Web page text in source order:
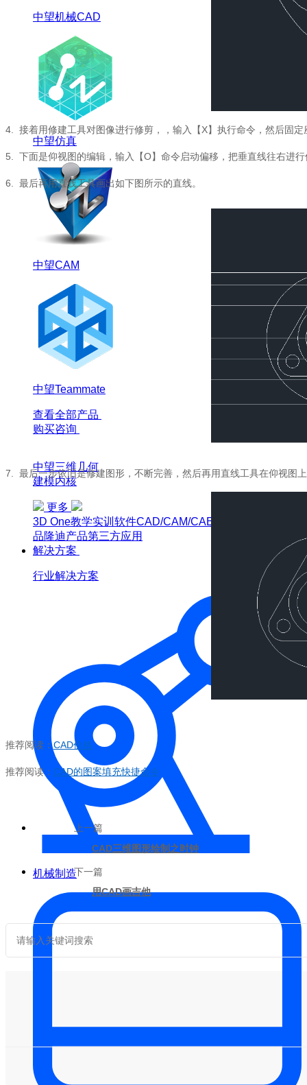
中望机械CAD
中望仿真
中望CAM
中望Teammate
查看全部产品
购买咨询
中望三维几何
建模内核
更多
3D One教学实训软件CAD/CAM/CAE软件教育版
品隆迪产品第三方应用
解决方案
行业解决方案
机械制造
4. 接着用修建工具对图像进行修剪，，输入【X】执行命令，然后固
5. 下面是仰视图的编辑，输入【O】命令启动偏移，把垂直线往右进
6. 最后再用直线工具画出如下图所示的直线。
7. 最后一步依旧是修建图形，不断完善，然后再用直线工具在仰视图
推荐阅读：CAD价格
推荐阅读： CAD的图案填充快捷命令
上一篇
CAD三维图形绘制之时钟
下一篇
用CAD画吉他